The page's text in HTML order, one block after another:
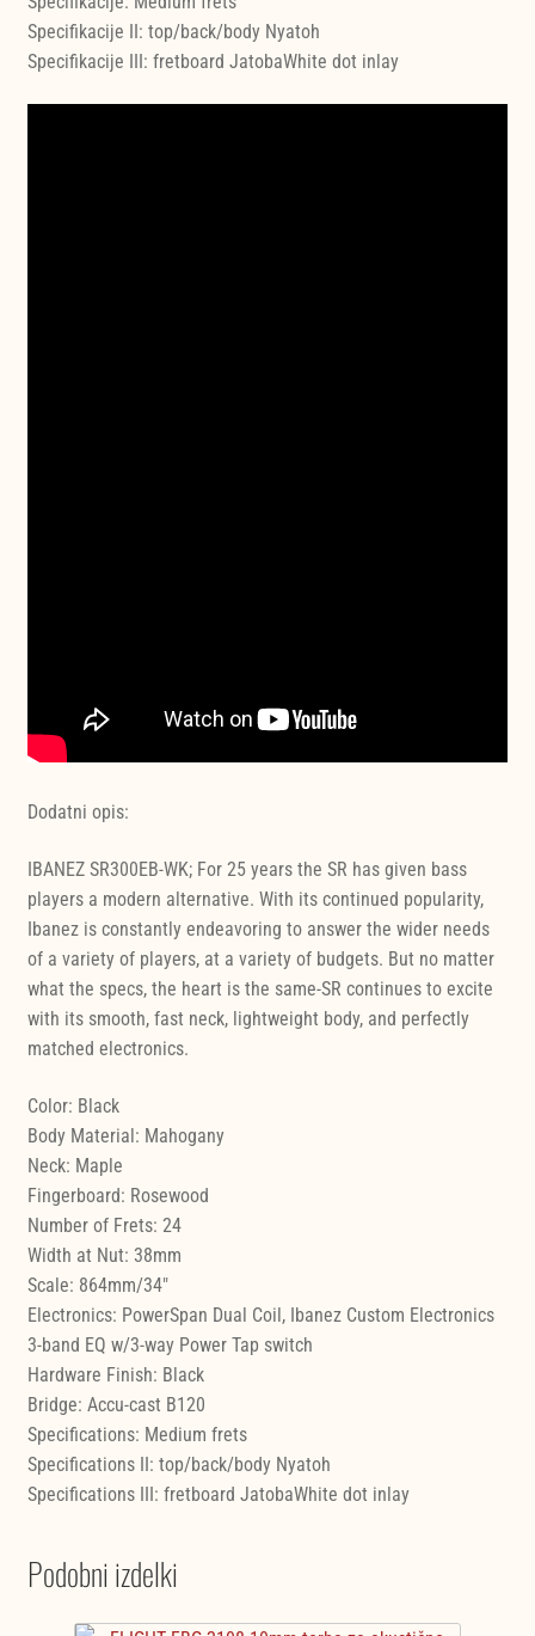
Specifikacije II: top/back/body Nyatoh
Specifikacije III: fretboard JatobaWhite dot inlay
Dodatni opis:
IBANEZ SR300EB-WK; For 25 years the SR has given bass
players a modern alternative. With its continued popularity,
Ibanez is constantly endeavoring to answer the wider needs
of a variety of players, at a variety of budgets. But no matter
what the specs, the heart is the same-SR continues to excite
with its smooth, fast neck, lightweight body, and perfectly
matched electronics.
Color: Black
Body Material: Mahogany
Neck: Maple
Fingerboard: Rosewood
Number of Frets: 24
Width at Nut: 38mm
Scale: 864mm/34"
Electronics: PowerSpan Dual Coil, Ibanez Custom Electronics
3-band EQ w/3-way Power Tap switch
Hardware Finish: Black
Bridge: Accu-cast B120
Specifications: Medium frets
Specifications II: top/back/body Nyatoh
Specifications III: fretboard JatobaWhite dot inlay
Podobni izdelki